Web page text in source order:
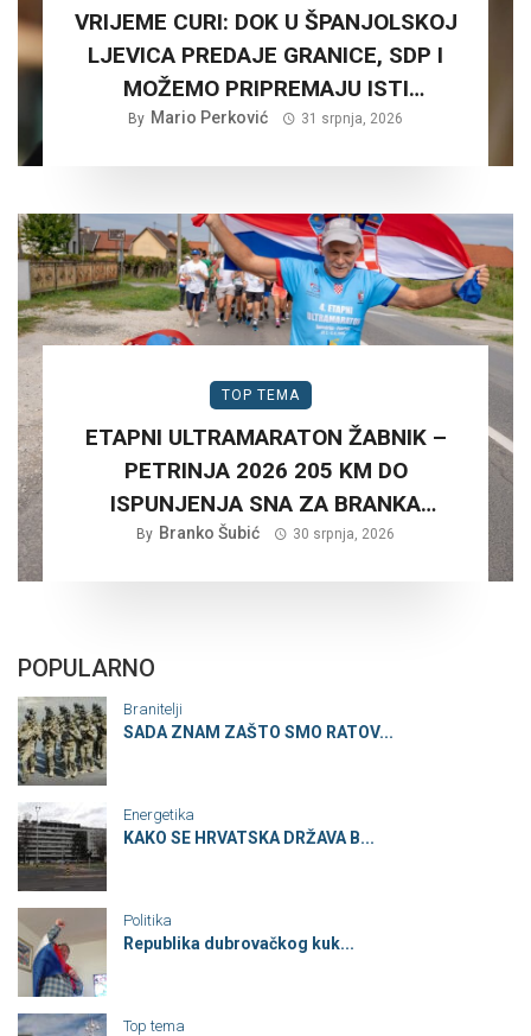
VRIJEME CURI: DOK U ŠPANJOLSKOJ
LJEVICA PREDAJE GRANICE, SDP I
MOŽEMO PRIPREMAJU ISTI
SCENARIJ ZA HRVATSKU….
By Mario Perković 31 srpnja, 2026
TOP TEMA
ETAPNI ULTRAMARATON ŽABNIK –
PETRINJA 2026 205 KM DO
ISPUNJENJA SNA ZA BRANKA
ŠUBIĆA…
By Branko Šubić 30 srpnja, 2026
POPULARNO
Branitelji
SADA ZNAM ZAŠTO SMO RATOV...
Energetika
KAKO SE HRVATSKA DRŽAVA B...
Politika
Republika dubrovačkog kuk...
Top tema